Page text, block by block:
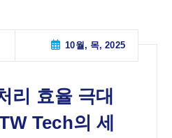
10월, 목, 2025
리 효율 극대
Tech의 세